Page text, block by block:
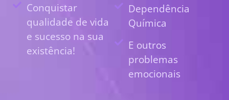
Conquistar
qualidade de vida
e sucesso na sua
existência!
Dependência
Química
E outros
problemas
emocionais